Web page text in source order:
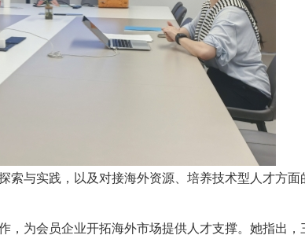
与实践，以及对接海外资源、培养技术型人才方面
为会员企业开拓海外市场提供人才支撑。她指出，